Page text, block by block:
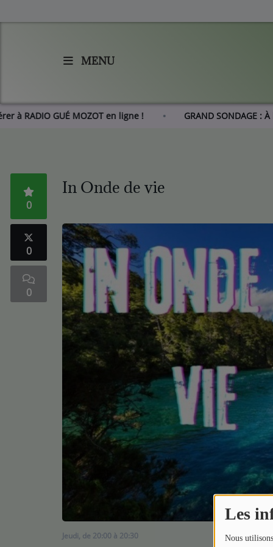
Les
Nous
MENU
Adhérer à RADIO GUÉ MOZOT en ligne ! GRAND
Agenda
Radio
Emissions
Equipes
Médias
Jeux Concours
In Onde de vie
0
0
0
Jeudi, de 20:00 à 20:30